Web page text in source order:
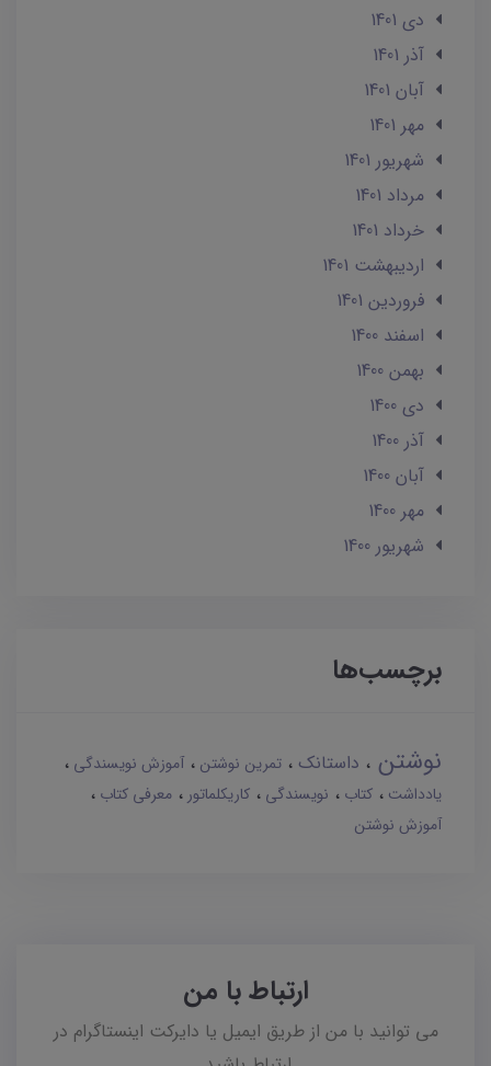
دی 1401
آذر 1401
آبان 1401
مهر 1401
شهریور 1401
مرداد 1401
خرداد 1401
ارديبهشت 1401
فروردین 1401
اسفند 1400
بهمن 1400
دی 1400
آذر 1400
آبان 1400
مهر 1400
شهریور 1400
برچسب‌ها
نوشتن داستانک تمرین نوشتن
آموزش نویسندگی
یادداشت
کتاب نویسندگی کاریکلماتور
معرفی کتاب
آموزش نوشتن
ارتباط با من
می توانید با من از طریق ایمیل یا دایرکت اینستاگرام در